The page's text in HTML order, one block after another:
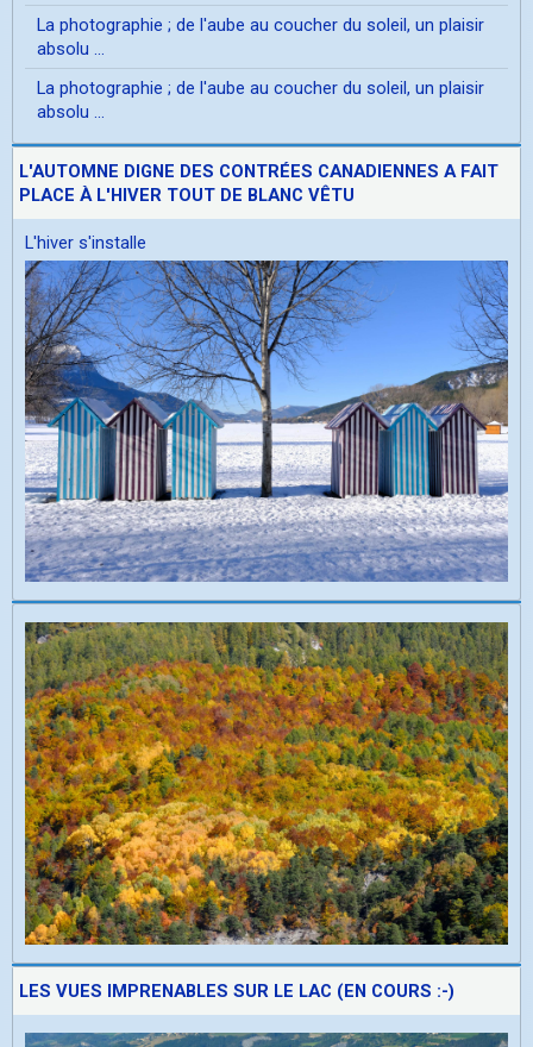
La photographie ; de l'aube au coucher du soleil, un plaisir
absolu ...
La photographie ; de l'aube au coucher du soleil, un plaisir
absolu ...
L'AUTOMNE DIGNE DES CONTRÉES CANADIENNES A FAIT
PLACE À L'HIVER TOUT DE BLANC VÊTU
L'hiver s'installe
LES VUES IMPRENABLES SUR LE LAC (EN COURS :-)